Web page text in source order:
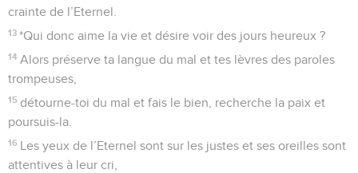
crainte de l’Eternel.
13 *Qui donc aime la vie et désire voir des jours heureux ?
14 Alors préserve ta langue du mal et tes lèvres des paroles
trompeuses,
15 détourne-toi du mal et fais le bien, recherche la paix et
poursuis-la.
16 Les yeux de l’Eternel sont sur les justes et ses oreilles sont
attentives à leur cri,